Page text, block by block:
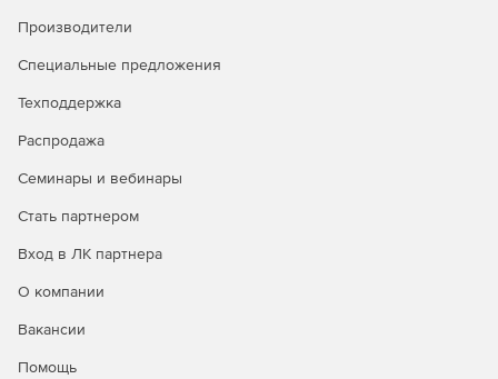
Производители
Специальные предложения
Техподдержка
Распродажа
Семинары и вебинары
Стать партнером
Вход в ЛК партнера
О компании
Вакансии
Помощь